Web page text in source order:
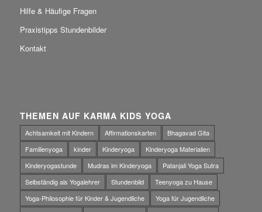
Hilfe & Häufige Fragen
Praxistipps Stundenbilder
Kontakt
THEMEN AUF KARMA KIDS YOGA
Achtsamkeit mit Kindern Affirmationskarten
Bhagavad Gita
Familienyoga
kinder Kinderyoga
Kinderyoga Materialien
Kinderyogastunde
Mudras im Kinderyoga
Patanjali Yoga Sutra
Selbständig als Yogalehrer
Stundenbild
Teenyoga zu Hause
Yoga-Philosophie für Kinder & Jugendliche
Yoga für Jugendliche